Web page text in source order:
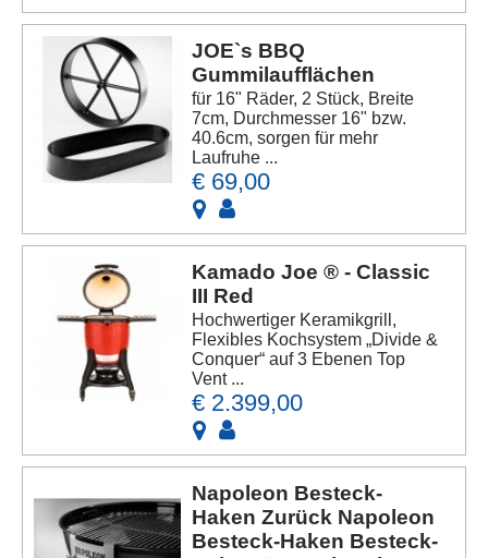
JOE`s BBQ
Gummilaufflächen
für 16" Räder, 2 Stück, Breite
7cm, Durchmesser 16" bzw.
40.6cm, sorgen für mehr
Laufruhe ...
€ 69,00
Kamado Joe ® - Classic
III Red
Hochwertiger Keramikgrill,
Flexibles Kochsystem „Divide &
Conquer“ auf 3 Ebenen Top
Vent ...
€ 2.399,00
Napoleon Besteck-
Haken Zurück Napoleon
Besteck-Haken Besteck-